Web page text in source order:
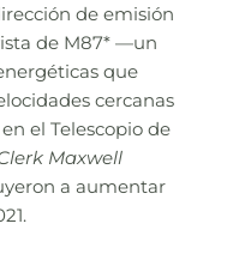
de emisión
de M87* —un
que
cercanas
el Telescopio de
Maxwell
a aumentar